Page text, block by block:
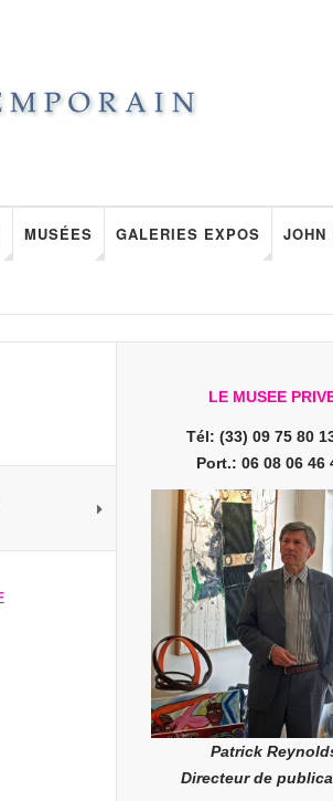
MUSÉES GALERIES EXPOS JOHN
LE MUSEE
Tél: (33) 09 75 80
Port.: 06 08 06 46
Patrick
Directeur de